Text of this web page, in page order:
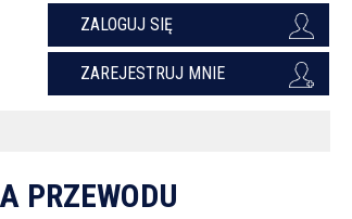
ZALOGUJ SIĘ
ZAREJESTRUJ MNIE
PRZEWODU